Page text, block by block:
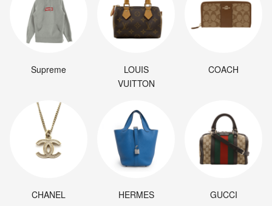
Supreme
LOUIS
VUITTON
COACH
CHANEL HERMES GUCCI